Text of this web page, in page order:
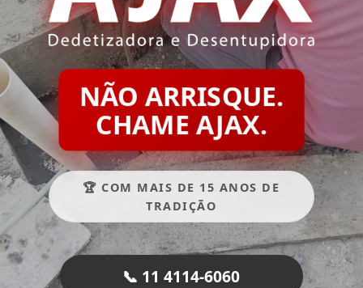
NÃO ARRISQUE.
CHAME AJAX.
🏆 COM MAIS DE 15 ANOS DE
TRADIÇÃO
📞 11 4114-6060